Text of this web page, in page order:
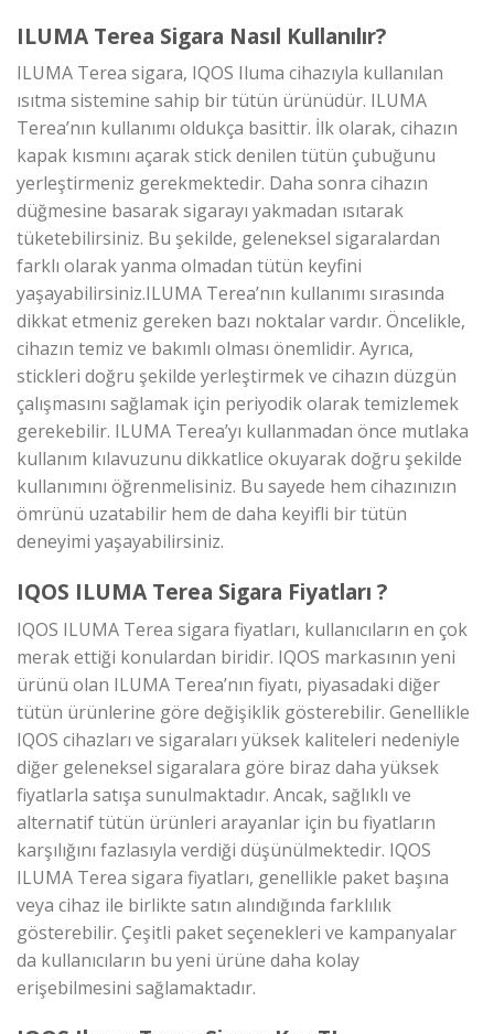
ILUMA Terea Sigara Nasıl Kullanılır?
ILUMA Terea sigara, IQOS Iluma cihazıyla kullanılan
ısıtma sistemine sahip bir tütün ürünüdür. ILUMA
Terea’nın kullanımı oldukça basittir. İlk olarak, cihazın
kapak kısmını açarak stick denilen tütün çubuğunu
yerleştirmeniz gerekmektedir. Daha sonra cihazın
düğmesine basarak sigarayı yakmadan ısıtarak
tüketebilirsiniz. Bu şekilde, geleneksel sigaralardan
farklı olarak yanma olmadan tütün keyfini
yaşayabilirsiniz.ILUMA Terea’nın kullanımı sırasında
dikkat etmeniz gereken bazı noktalar vardır. Öncelikle,
cihazın temiz ve bakımlı olması önemlidir. Ayrıca,
stickleri doğru şekilde yerleştirmek ve cihazın düzgün
çalışmasını sağlamak için periyodik olarak temizlemek
gerekebilir. ILUMA Terea’yı kullanmadan önce mutlaka
kullanım kılavuzunu dikkatlice okuyarak doğru şekilde
kullanımını öğrenmelisiniz. Bu sayede hem cihazınızın
ömrünü uzatabilir hem de daha keyifli bir tütün
deneyimi yaşayabilirsiniz.
IQOS ILUMA Terea Sigara Fiyatları ?
IQOS ILUMA Terea sigara fiyatları, kullanıcıların en çok
merak ettiği konulardan biridir. IQOS markasının yeni
ürünü olan ILUMA Terea’nın fiyatı, piyasadaki diğer
tütün ürünlerine göre değişiklik gösterebilir. Genellikle
IQOS cihazları ve sigaraları yüksek kaliteleri nedeniyle
diğer geleneksel sigaralara göre biraz daha yüksek
fiyatlarla satışa sunulmaktadır. Ancak, sağlıklı ve
alternatif tütün ürünleri arayanlar için bu fiyatların
karşılığını fazlasıyla verdiği düşünülmektedir. IQOS
ILUMA Terea sigara fiyatları, genellikle paket başına
veya cihaz ile birlikte satın alındığında farklılık
gösterebilir. Çeşitli paket seçenekleri ve kampanyalar
da kullanıcıların bu yeni ürüne daha kolay
erişebilmesini sağlamaktadır.